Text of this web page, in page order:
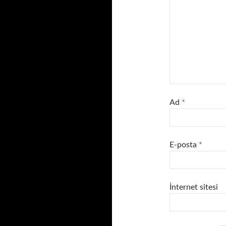
Ad *
E-posta *
İnternet sitesi